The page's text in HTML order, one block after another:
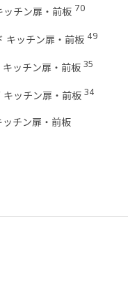
チン扉・前板 70
キッチン扉・前板 49
ッチン扉・前板 35
ッチン扉・前板 34
チン扉・前板